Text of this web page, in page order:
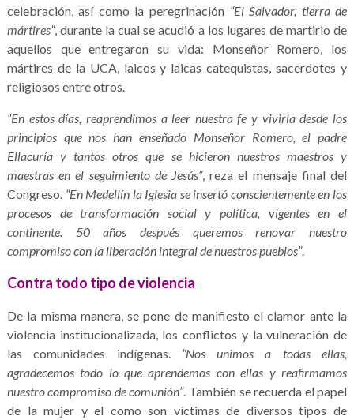
celebración, así como la peregrinación “El Salvador, tierra de
mártires”, durante la cual se acudió a los lugares de martirio de
aquellos que entregaron su vida: Monseñor Romero, los
mártires de la UCA, laicos y laicas catequistas, sacerdotes y
religiosos entre otros.
“En estos días, reaprendimos a leer nuestra fe y vivirla desde los
principios que nos han enseñado Monseñor Romero, el padre
Ellacuría y tantos otros que se hicieron nuestros maestros y
maestras en el seguimiento de Jesús”, reza el mensaje final del
Congreso. “En Medellín la Iglesia se insertó conscientemente en los
procesos de transformación social y política, vigentes en el
continente. 50 años después queremos renovar nuestro
compromiso con la liberación integral de nuestros pueblos”.
Contra todo tipo de violencia
De la misma manera, se pone de manifiesto el clamor ante la
violencia institucionalizada, los conflictos y la vulneración de
las comunidades indígenas. “Nos unimos a todas ellas,
agradecemos todo lo que aprendemos con ellas y reafirmamos
nuestro compromiso de comunión”. También se recuerda el papel
de la mujer y el como son víctimas de diversos tipos de